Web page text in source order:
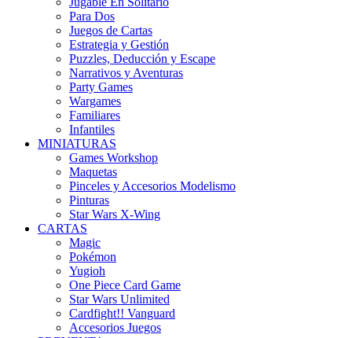
Para Dos
Juegos de Cartas
Estrategia y Gestión
Puzzles, Deducción y Escape
Narrativos y Aventuras
Party Games
Wargames
Familiares
Infantiles
MINIATURAS
Games Workshop
Maquetas
Pinceles y Accesorios Modelismo
Pinturas
Star Wars X-Wing
CARTAS
Magic
Pokémon
Yugioh
One Piece Card Game
Star Wars Unlimited
Cardfight!! Vanguard
Accesorios Juegos